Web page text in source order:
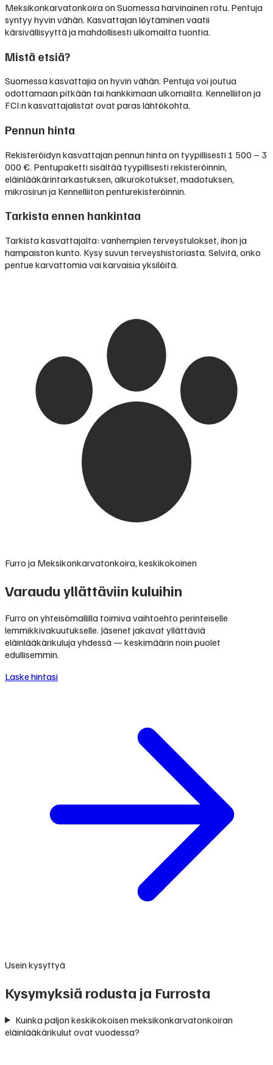
Meksikonkarvatonkoira on Suomessa harvinainen rotu. Pentuja
syntyy hyvin vähän. Kasvattajan löytäminen vaatii
kärsivällisyyttä ja mahdollisesti ulkomailta tuontia.
Mistä etsiä?
Suomessa kasvattajia on hyvin vähän. Pentuja voi joutua
odottamaan pitkään tai hankkimaan ulkomailta. Kennelliiton ja
FCI:n kasvattajalistat ovat paras lähtökohta.
Pennun hinta
Rekisteröidyn kasvattajan pennun hinta on tyypillisesti 1 500 – 3
000 €. Pentupaketti sisältää tyypillisesti rekisteröinnin,
eläinlääkärintarkastuksen, alkurokotukset, madotuksen,
mikrosirun ja Kennelliiton penturekisteröinnin.
Tarkista ennen hankintaa
Tarkista kasvattajalta: vanhempien terveystulokset, ihon ja
hampaiston kunto. Kysy suvun terveyshistoriasta. Selvitä, onko
pentue karvattomia vai karvaisia yksilöitä.
Furro ja Meksikonkarvatonkoira, keskikokoinen
Varaudu yllättäviin kuluihin
Furro on yhteisömallilla toimiva vaihtoehto perinteiselle
lemmikkivakuutukselle. Jäsenet jakavat yllättäviä
eläinlääkärikuluja yhdessä — keskimäärin noin puolet
edullisemmin.
Laske hintasi
Usein kysyttyä
Kysymyksiä rodusta ja Furrosta
Kuinka paljon keskikokoisen meksikonkarvatonkoiran
eläinlääkärikulut ovat vuodessa?